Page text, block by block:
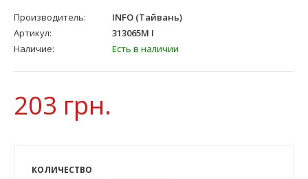
Производитель:
INFO (Тайвань)
Артикул:
313065M I
Наличие:
Есть в наличии
203 грн.
КОЛИЧЕСТВО